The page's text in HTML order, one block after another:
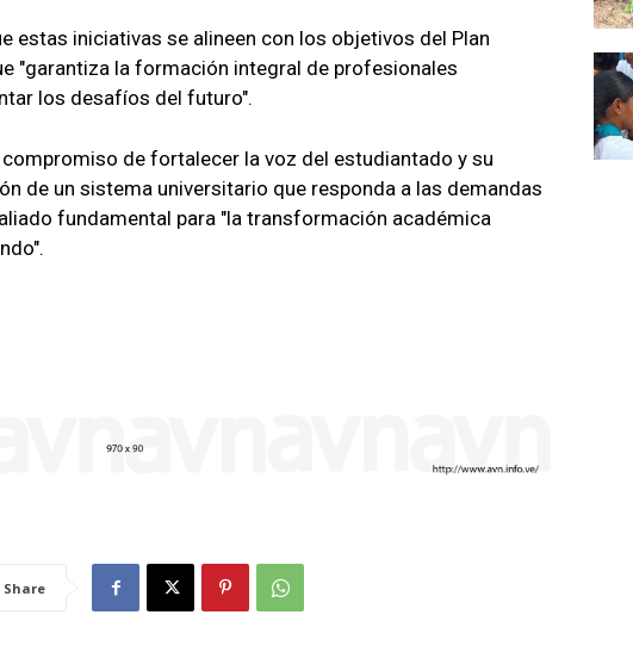
estas iniciativas se alineen con los objetivos del Plan
"garantiza la formación integral de profesionales
los desafíos del futuro".
de fortalecer la voz del estudiantado y su
de un sistema universitario que responda a las demandas
fundamental para "la transformación académica
Share